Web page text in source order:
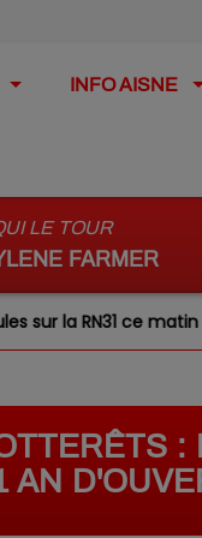
INFO AISNE
LE TOUR
FARMER
matin Laon
:
AN